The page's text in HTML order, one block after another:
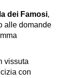
dei Famosi,
alle domande
vissuta
con